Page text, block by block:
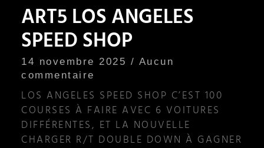
ART5 LOS ANGELES
SPEED SHOP
14 novembre 2025
Aucun
commentaire
LOS ANGELES SPEED SHOP C’EST 100
COURSES À FAIRE AVEC 6 VOITURES
DIFFÉRENTES, ET LA NOUVELLE
CHARGER R/T DOUBLE DOWN À GAGNER